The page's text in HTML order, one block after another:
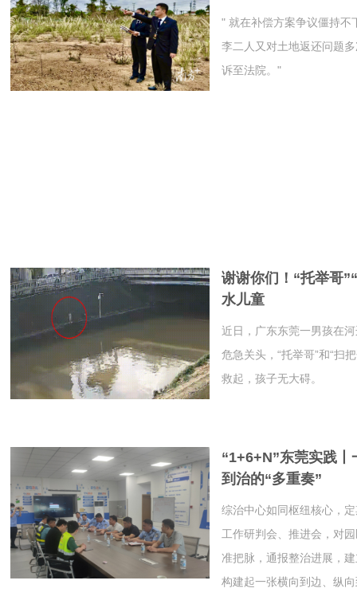
" 就在补偿方案争议僵持不
李二人又对土地返还问题
诉至法院。"
谢谢你们！“托举哥
水儿童
近日，广东东莞一男孩在
危急关头，“托举哥”和“扫
救起，孩子无大碍。
“1+6+N”东莞实践丨
到治的“多重奏”
综治中心如同枢纽核心，
工作研判会、推进会，对
准把脉，通报整治进展，
构建起一张横向到边、纵